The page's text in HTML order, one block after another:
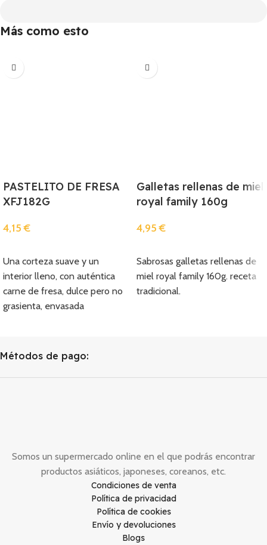
Más como esto
PASTELITO DE FRESA
XFJ182G
4,15€
Una corteza suave y un
interior lleno, con auténtica
carne de fresa, dulce pero no
grasienta, envasada
Galletas rellenas de miel
royal family 160g
4,95€
Sabrosas galletas rellenas de
miel royal family 160g. receta
tradicional.
Métodos de pago:
Somos un supermercado online en el que podrás encontrar
productos asiáticos, japoneses, coreanos, etc.
Condiciones de venta
Política de privacidad
Política de cookies
Envío y devoluciones
Blogs